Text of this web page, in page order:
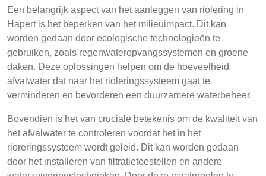
Een belangrijk aspect van het aanleggen van riolering in
Hapert is het beperken van het milieuimpact. Dit kan
worden gedaan door ecologische technologieën te
gebruiken, zoals regenwateropvangssystemen en groene
daken. Deze oplossingen helpen om de hoeveelheid
afvalwater dat naar het rioleringssysteem gaat te
verminderen en bevorderen een duurzamere waterbeheer.
Bovendien is het van cruciale betekenis om de kwaliteit van
het afvalwater te controleren voordat het in het
rioreringssysteem wordt geleid. Dit kan worden gedaan
door het installeren van filtratietoestellen en andere